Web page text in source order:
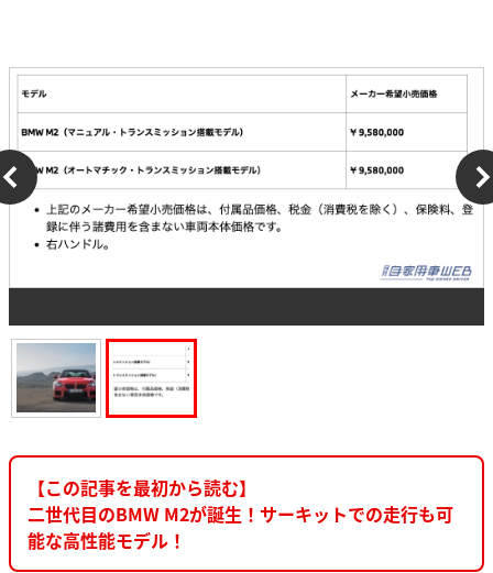
【この記事を最初から読む】
二世代目のBMW M2が誕生！サーキットでの走行も可
能な高性能モデル！